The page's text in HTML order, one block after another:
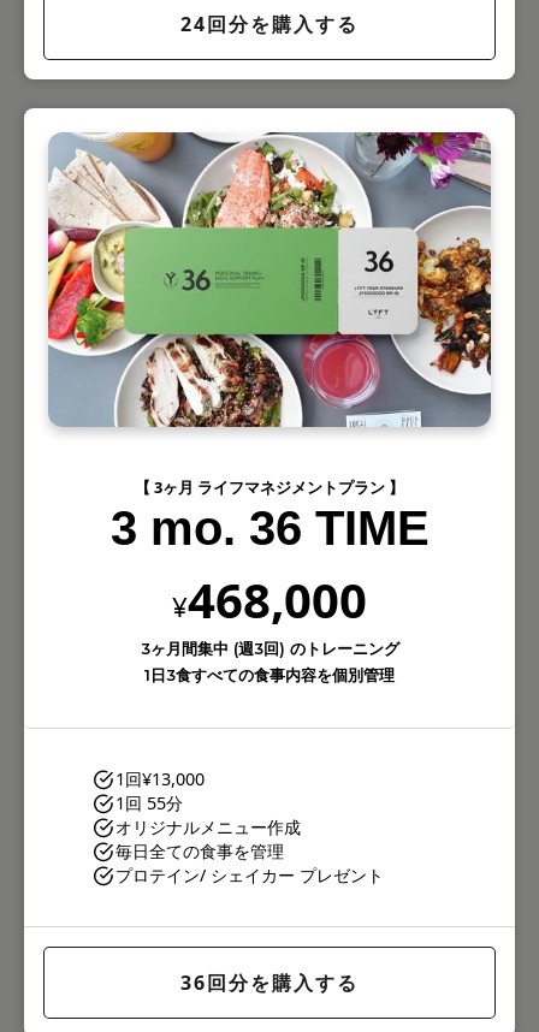
24回分を購入する
【 3ヶ月 ライフマネジメントプラン 】
3 mo. 36 TIME
¥468,000
3ヶ月間集中 (週3回) のトレーニング
1日3食すべての食事内容を個別管理
1回¥13,000
1回 55分
オリジナルメニュー作成
毎日全ての食事を管理
プロテイン/ シェイカー プレゼント
36回分を購入する